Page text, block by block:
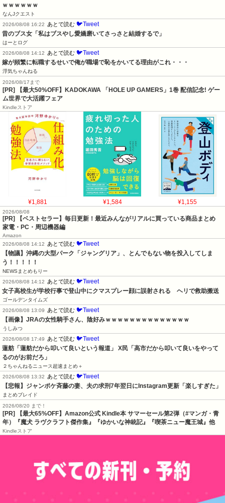
ｗｗｗｗｗｗ
なんJクエスト
2026/08/08 16:22
あとで読む 🐦Tweet
昔のブス女「私はブスやし愛嬌磨いてさっさと結婚するで」
はーとログ
2026/08/08 14:12
あとで読む 🐦Tweet
嫁が頻繁に転職するせいで俺が職場で恥をかいてる理由がこれ・・・
浮気ちゃんねる
2026/08/17まで
[PR] 【最大50%OFF】KADOKAWA 「HOLE UP GAMERS」1巻 配信記念! ゲー
ム世界で大活躍フェア
Kindleストア
¥1,881 ¥1,584 ¥1,155
2026/08/08
[PR] 【ベストセラー】毎日更新！最近みんながリアルに買っている商品まとめ
家電・PC・周辺機器編
Amazon
2026/08/08 14:12
あとで読む 🐦Tweet
【物議】沖縄の大型パーク「ジャングリア」、とんでもない物を投入してしま
う！！！！！
NEWSまとめもりー
2026/08/08 14:12
あとで読む 🐦Tweet
女子高校生が学校行事で登山中にクマスプレー顔に誤射される　ヘリで救助搬送
ゴールデンタイムズ
2026/08/08 13:09
あとで読む 🐦Tweet
【画像】JRAの女性騎手さん、陰好みｗｗｗｗｗｗｗｗｗｗｗｗｗｗ
うしみつ
2026/08/08 17:49
あとで読む 🐦Tweet
蓮舫「蓮舫だから叩いて良いという報道」 X民「高市だから叩いて良いをやって
るのがお前だろ」
２ちゃんねるニュース超速まとめ＋
2026/08/08 13:32
あとで読む 🐦Tweet
【悲報】ジャンポケ斉藤の妻、夫の求刑7年翌日にInstagram更新「楽しすぎた」
まとめブレイド
2026/08/20 まで！
[PR]
【最大65%OFF】Amazon公式 Kindle本 サマーセール第2弾（#マンガ・青
年）『魔犬 ラヴクラフト傑作集』『ゆかいな神統記』『喫茶ニュー魔王城』他
Kindleストア